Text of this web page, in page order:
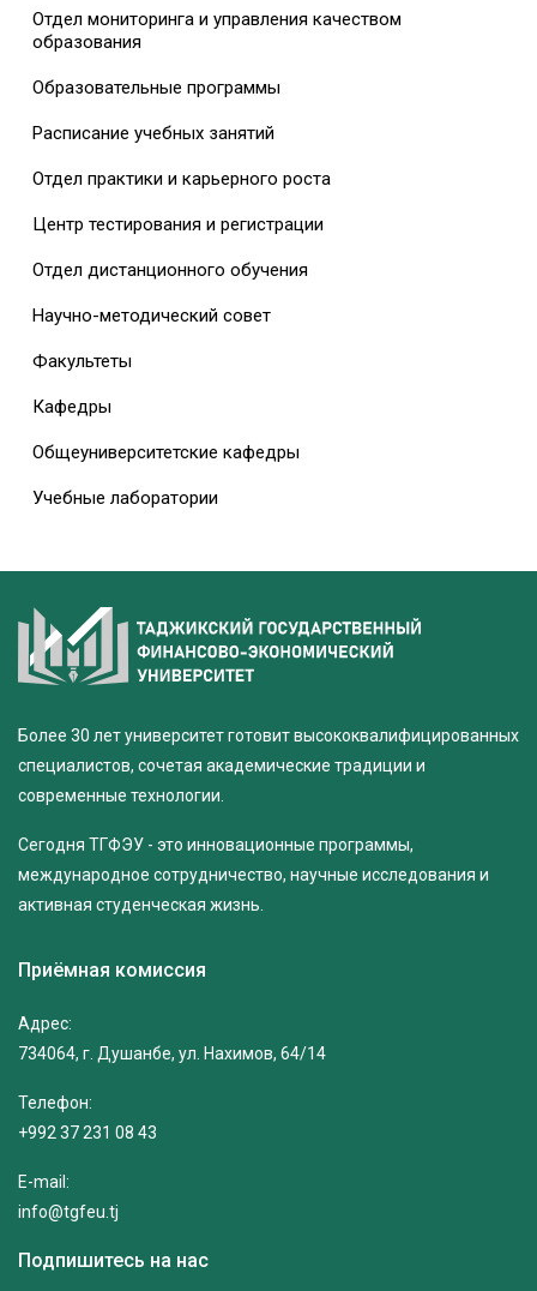
Отдел мониторинга и управления качеством
образования
Образовательные программы
Расписание учебных занятий
Отдел практики и карьерного роста
Центр тестирования и регистрации
Отдел дистанционного обучения
Научно-методический совет
Факультеты
Кафедры
Общеуниверситетские кафедры
Учебные лаборатории
Более 30 лет университет готовит высококвалифицированных
специалистов, сочетая академические традиции и
современные технологии.
Сегодня ТГФЭУ - это инновационные программы,
международное сотрудничество, научные исследования и
активная студенческая жизнь.
Приёмная комиссия
Адрес:
734064, г. Душанбе, ул. Нахимов, 64/14
Телефон:
+992 37 231 08 43
E-mail:
info@tgfeu.tj
Подпишитесь на нас